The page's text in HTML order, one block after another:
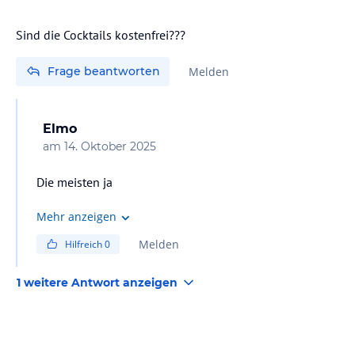
Sind die Cocktails kostenfrei???
Frage beantworten Melden
Elmo
am 14. Oktober 2025
Die meisten ja
Mehr anzeigen
Hilfreich0 Melden
1 weitere Antwort anzeigen